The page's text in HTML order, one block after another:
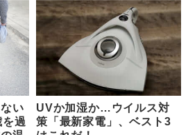
い
過
UVか加湿か…ウイルス対
策「最新家電」、ベスト3